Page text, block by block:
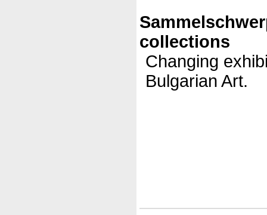
collections
Changing
Bulgarian Art.